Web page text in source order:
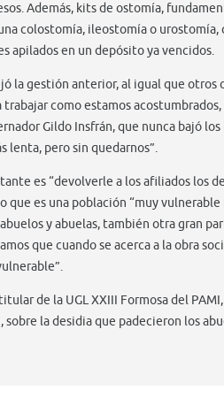
Además, kits de ostomía,
colostomía, ileostomía o
apilados en un depósito ya vencidos.
la gestión anterior, al igual que otros
como estamos
Gildo Insfrán, que nunca bajó
lenta, pero sin quedarnos”.
es “devolverle a los afiliados los
que es una población “muy
y abuelas, también otra gran
que cuando se acerca a la obra
de la UGL XXIII Formosa del
la desidia que padecieron los